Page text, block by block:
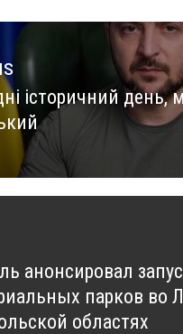
історичний
анонсировал
парков во
областях